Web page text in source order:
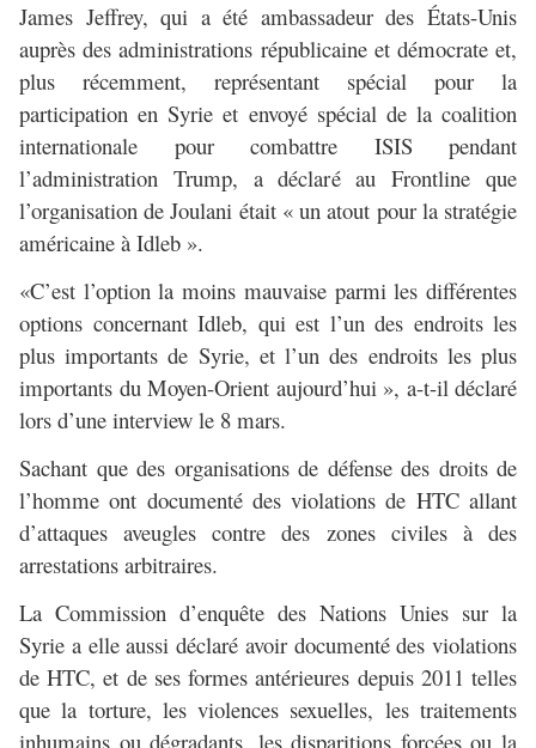
James Jeffrey, qui a été ambassadeur des États-Unis
auprès des administrations républicaine et démocrate et,
plus récemment, représentant spécial pour la
participation en Syrie et envoyé spécial de la coalition
internationale pour combattre ISIS pendant
l’administration Trump, a déclaré au Frontline que
l’organisation de Joulani était « un atout pour la stratégie
américaine à Idleb ».
«C’est l’option la moins mauvaise parmi les différentes
options concernant Idleb, qui est l’un des endroits les
plus importants de Syrie, et l’un des endroits les plus
importants du Moyen-Orient aujourd’hui », a-t-il déclaré
lors d’une interview le 8 mars.
Sachant que des organisations de défense des droits de
l’homme ont documenté des violations de HTC allant
d’attaques aveugles contre des zones civiles à des
arrestations arbitraires.
La Commission d’enquête des Nations Unies sur la
Syrie a elle aussi déclaré avoir documenté des violations
de HTC, et de ses formes antérieures depuis 2011 telles
que la torture, les violences sexuelles, les traitements
inhumains ou dégradants, les disparitions forcées ou la